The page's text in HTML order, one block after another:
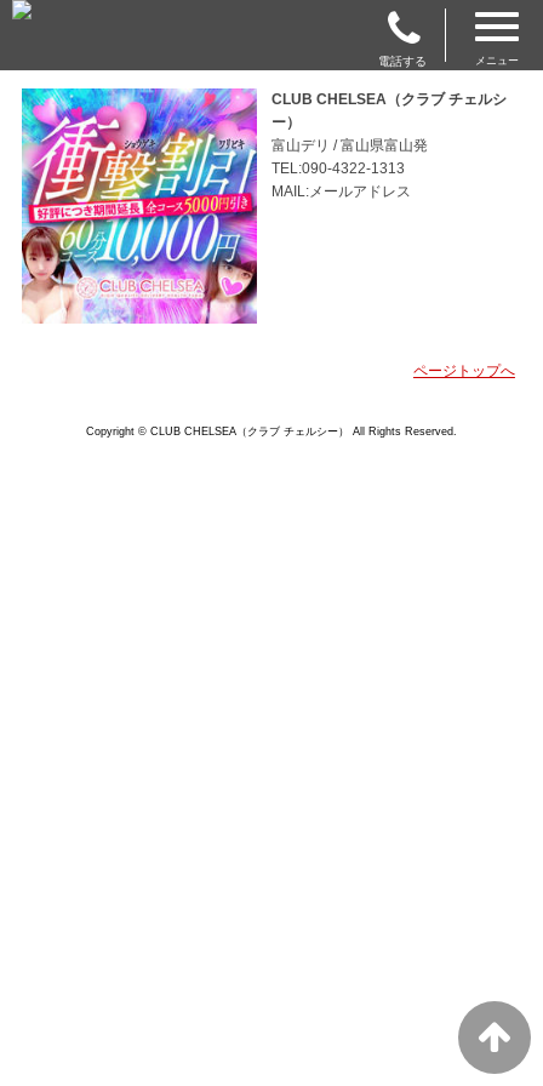
電話する メニュー
CLUB CHELSEA（クラブ チェルシ
ー）
富山デリ / 富山県富山発
TEL:090-4322-1313
MAIL:メールアドレス
ページトップへ
Copyright © CLUB CHELSEA（クラブ チェルシー） All Rights Reserved.